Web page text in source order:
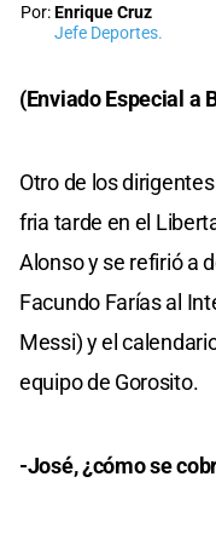
Por:Enrique Cruz
Jefe Deportes.
(Enviado Especial a
Otro de los
fria tarde en el
Alonso y se refirió a
Facundo Farías al
Messi) y el
equipo de Gorosito.
-José, ¿cómo se